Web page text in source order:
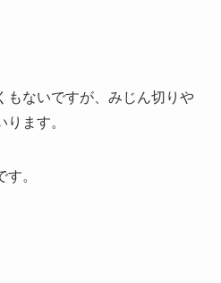
もないですが、みじん切りや
ます。
。